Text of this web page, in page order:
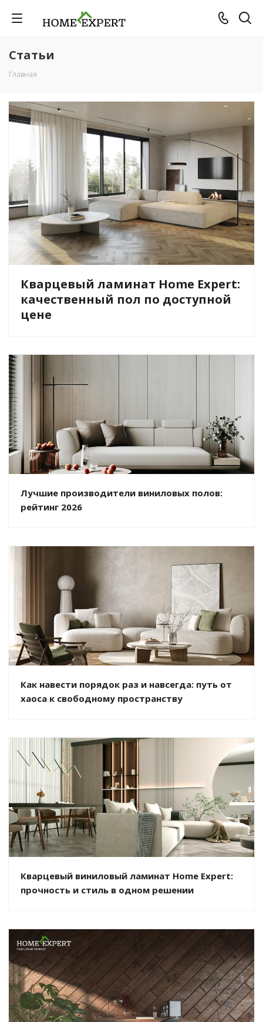
Статьи
Главная
Кварцевый ламинат Home Expert:
качественный пол по доступной
цене
Лучшие производители виниловых полов:
рейтинг 2026
Как навести порядок раз и навсегда: путь от
хаоса к свободному пространству
Кварцевый виниловый ламинат Home Expert:
прочность и стиль в одном решении